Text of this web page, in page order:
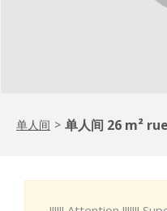
单人间 > 单人间 26 m²